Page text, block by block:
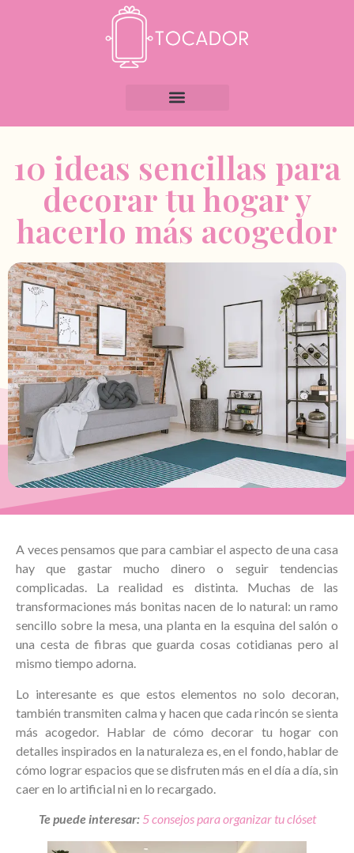
10 ideas sencillas para
decorar tu hogar y
hacerlo más acogedor
A veces pensamos que para cambiar el aspecto de una casa
hay que gastar mucho dinero o seguir tendencias
complicadas. La realidad es distinta. Muchas de las
transformaciones más bonitas nacen de lo natural: un ramo
sencillo sobre la mesa, una planta en la esquina del salón o
una cesta de fibras que guarda cosas cotidianas pero al
mismo tiempo adorna.
Lo interesante es que estos elementos no solo decoran,
también transmiten calma y hacen que cada rincón se sienta
más acogedor. Hablar de cómo decorar tu hogar con
detalles inspirados en la naturaleza es, en el fondo, hablar de
cómo lograr espacios que se disfruten más en el día a día, sin
caer en lo artificial ni en lo recargado.
Te puede interesar: 5 consejos para organizar tu clóset